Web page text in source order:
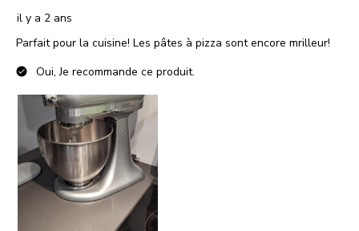
il y a 2 ans
Parfait pour la cuisine! Les pâtes à pizza sont encore mrilleur!
Oui, Je recommande ce produit.